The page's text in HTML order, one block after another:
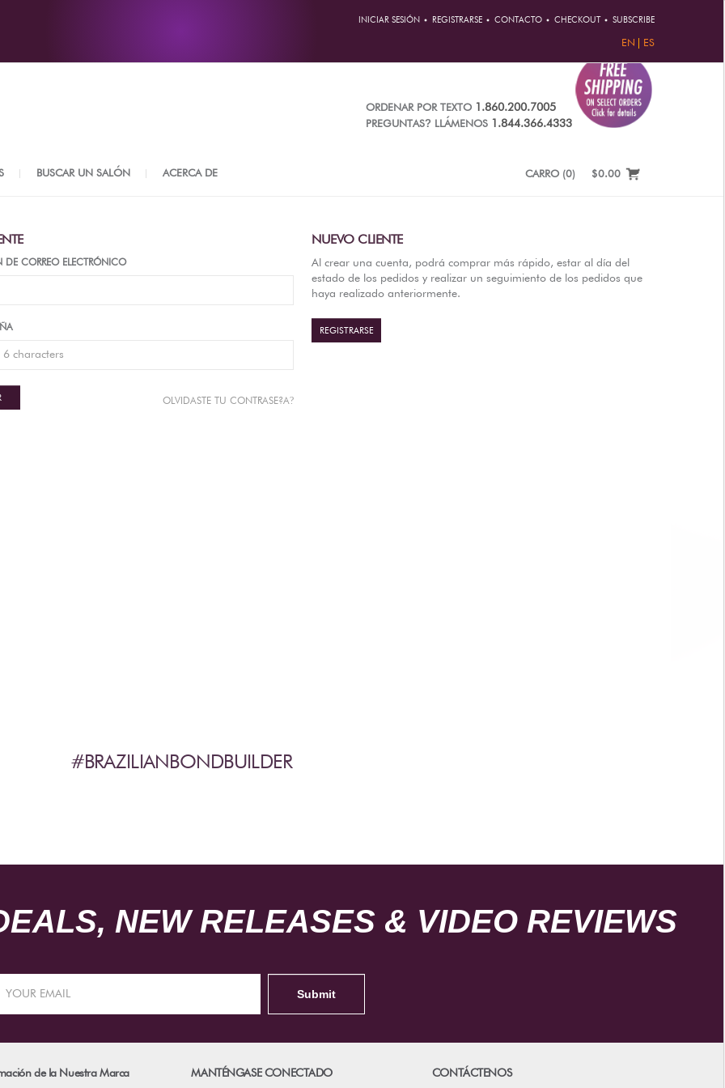
INICIAR SESIÓN REGISTRARSE CONTACTO CHECKOUT SUBSCRIBE
EN ES
ORDENAR POR TEXTO 1.860.200.7005
PREGUNTAS? LLÁMENOS 1.844.366.4333
BUSCAR UN SALÓN ACERCA DE CARRO (0) $0.00
DE CORREO ELECTRÓNICO
OLVIDASTE TU CONTRASE?A?
NUEVO CLIENTE
Al crear una cuenta, podrá comprar más rápido, estar al día del
estado de los pedidos y realizar un seguimiento de los pedidos que
haya realizado anteriormente.
REGISTRARSE
#BRAZILIANBONDBUILDER
NEW RELEASES & VIDEO REVIEWS
de la Nuestra Marca MANTÉNGASE CONECTADO CONTÁCTENOS